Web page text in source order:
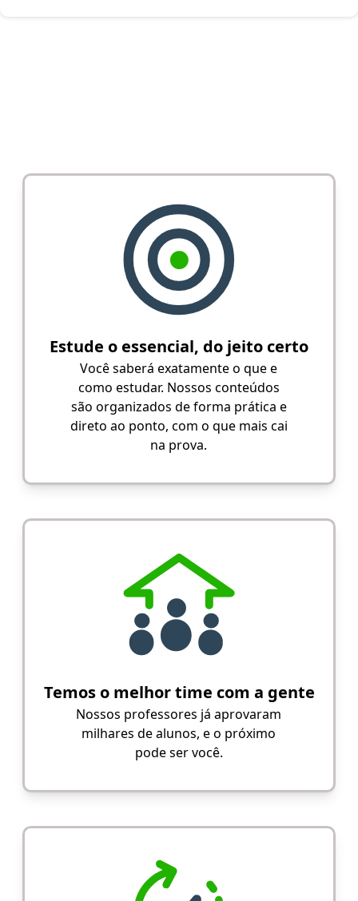
Estude o essencial, do jeito certo
Você saberá exatamente o que e
como estudar. Nossos conteúdos
são organizados de forma prática e
direto ao ponto, com o que mais cai
na prova.
Temos o melhor time com a gente
Nossos professores já aprovaram
milhares de alunos, e o próximo
pode ser você.